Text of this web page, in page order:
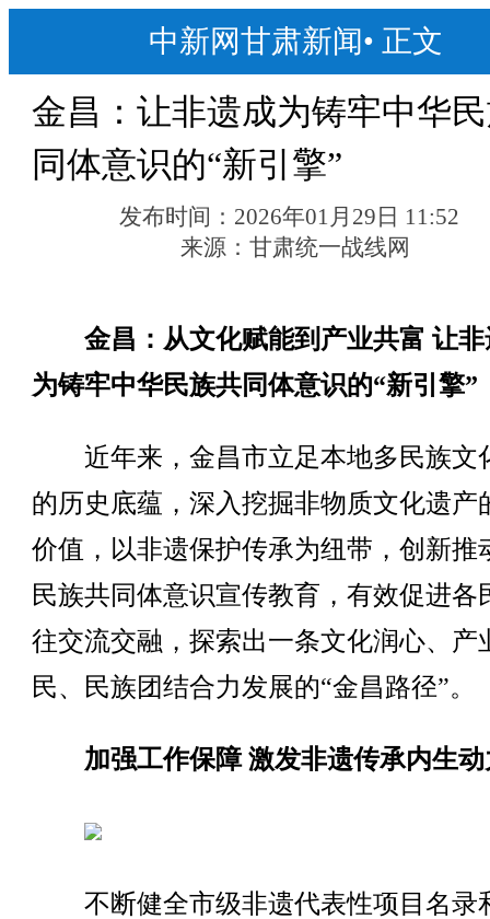
中新网甘肃新闻• 正文
金昌：让非遗成为铸牢中华
同体意识的“新引擎”
发布时间： 2026年01月29日 11:52
来源： 甘肃统一战线网
金昌：从文化赋能到产业共富 让
为铸牢中华民族共同体意识的“新引擎”
近年来，金昌市立足本地多民族文
的历史底蕴，深入挖掘非物质文化遗产
价值，以非遗保护传承为纽带，创新推
民族共同体意识宣传教育，有效促进各
往交流交融，探索出一条文化润心、产
民、民族团结合力发展的“金昌路径”。
加强工作保障 激发非遗传承内生动
不断健全市级非遗代表性项目名录